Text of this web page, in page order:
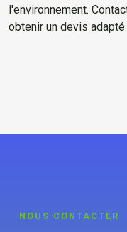
l'environnement.
obtenir un devis
NOUS CONTACTER